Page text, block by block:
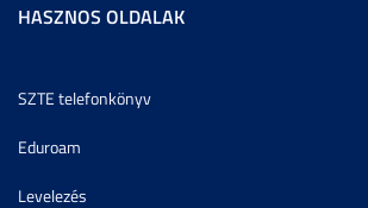
HASZNOS OLDALAK
SZTE telefonkönyv
Eduroam
Levelezés